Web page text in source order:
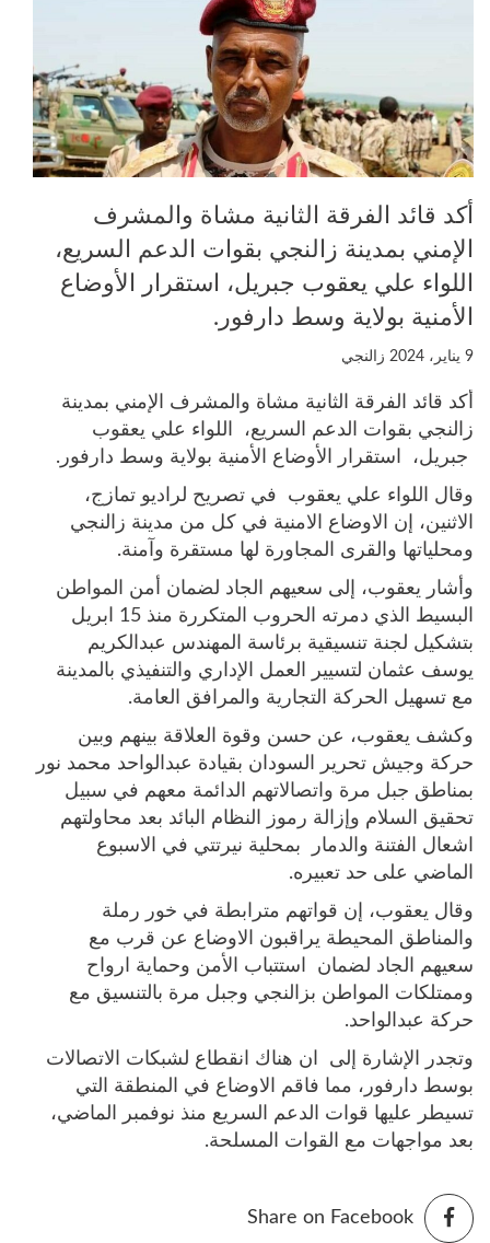
أكد قائد الفرقة الثانية مشاة والمشرف
الإمني بمدينة زالنجي بقوات الدعم السريع،
اللواء علي يعقوب جبريل، استقرار الأوضاع
الأمنية بولاية وسط دارفور.
9 يناير، 2024 زالنجي
أكد قائد الفرقة الثانية مشاة والمشرف الإمني بمدينة
زالنجي بقوات الدعم السريع، اللواء علي يعقوب
جبريل، استقرار الأوضاع الأمنية بولاية وسط دارفور.
وقال اللواء علي يعقوب في تصريح لراديو تمازج،
الاثنين، إن الاوضاع الامنية في كل من مدينة زالنجي
ومحلياتها والقرى المجاورة لها مستقرة وآمنة.
وأشار يعقوب، إلى سعيهم الجاد لضمان أمن المواطن
البسيط الذي دمرته الحروب المتكررة منذ 15 ابريل
بتشكيل لجنة تنسيقية برئاسة المهندس عبدالكريم
يوسف عثمان لتسيير العمل الإداري والتنفيذي بالمدينة
مع تسهيل الحركة التجارية والمرافق العامة.
وكشف يعقوب، عن حسن وقوة العلاقة بينهم وبين
حركة وجيش تحرير السودان بقيادة عبدالواحد محمد نور
بمناطق جبل مرة واتصالاتهم الدائمة معهم في سبيل
تحقيق السلام وإزالة رموز النظام البائد بعد محاولتهم
اشعال الفتنة والدمار بمحلية نيرتتي في الاسبوع
الماضي على حد تعبيره.
وقال يعقوب، إن قواتهم مترابطة في خور رملة
والمناطق المحيطة يراقبون الاوضاع عن قرب مع
سعيهم الجاد لضمان استتباب الأمن وحماية ارواح
وممتلكات المواطن بزالنجي وجبل مرة بالتنسيق مع
حركة عبدالواحد.
وتجدر الإشارة إلى ان هناك انقطاع لشبكات الاتصالات
بوسط دارفور، مما فاقم الاوضاع في المنطقة التي
تسيطر عليها قوات الدعم السريع منذ نوفمبر الماضي،
بعد مواجهات مع القوات المسلحة.
Share on Facebook